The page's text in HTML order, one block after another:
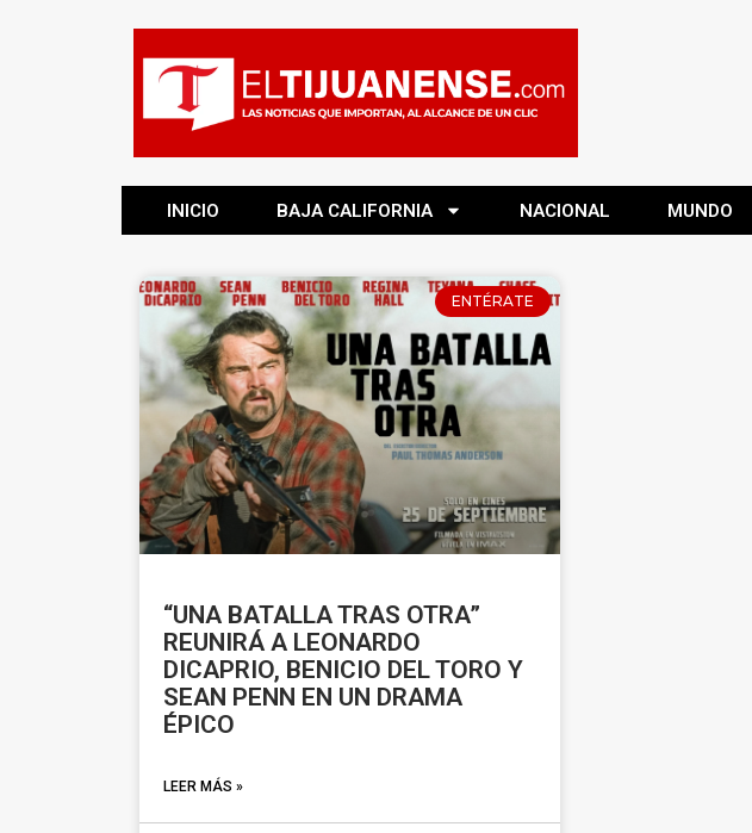
INICIO BAJA CALIFORNIA NACIONAL MUNDO
ENTÉRATE
“UNA BATALLA TRAS OTRA”
REUNIRÁ A LEONARDO
DICAPRIO, BENICIO DEL TORO Y
SEAN PENN EN UN DRAMA
ÉPICO
LEER MÁS »